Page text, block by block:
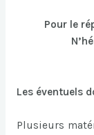
Pour le
Les éventuels
Plusieurs